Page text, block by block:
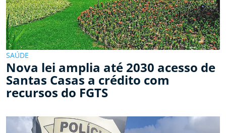
SAÚDE
Nova lei amplia até 2030 acesso de
Santas Casas a crédito com
recursos do FGTS